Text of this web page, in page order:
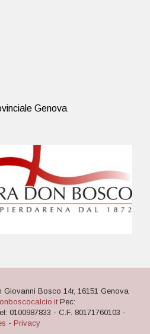
Genova
Giovanni Bosco 14r, 16151 Genova
Pec:
0100987833 - C.F. 80171760103 -
- Privacy